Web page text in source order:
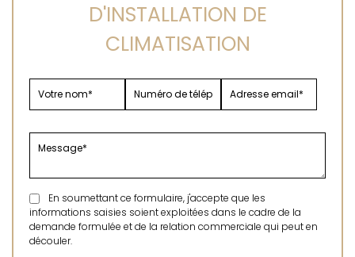
D'INSTALLATION DE
CLIMATISATION
En soumettant ce formulaire, j'accepte que les
informations saisies soient exploitées dans le cadre de la
demande formulée et de la relation commerciale qui peut en
découler.